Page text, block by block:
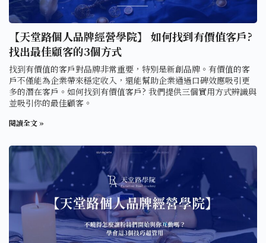
【天堂路個人品牌經營學院】 如何找到有價值客戶?
找出最佳顧客的3個方式
找到有價值的客戶對品牌非常重要，特別是新創品牌。有價值的客
戶不僅能為企業帶來穩定收入，還能幫助企業通過口碑效應吸引更
多的潛在客戶。如何找到有價值客戶? 我們提供三個實用方式辨識與
並吸引你的最佳顧客。
閱讀全文 »